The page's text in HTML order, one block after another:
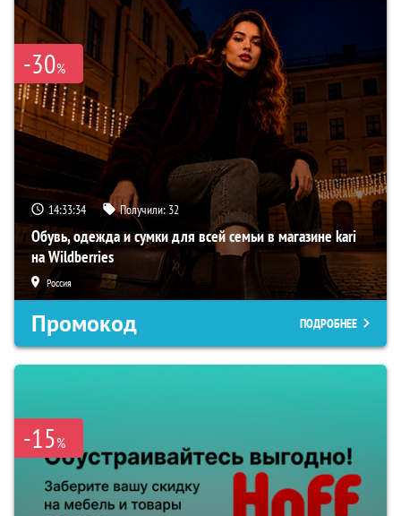
-30%
14:33:33 Получили: 32
Обувь, одежда и сумки для всей семьи в магазине kari
на Wildberries
Россия
Промокод ПОДРОБНЕЕ
-15%